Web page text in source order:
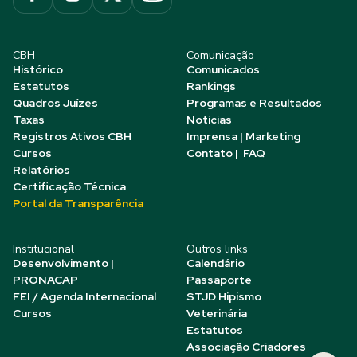
CBH
Histórico
Estatutos
Quadros Juízes
Taxas
Registros Ativos CBH
Cursos
Relatórios
Certificação Técnica
Portal da Transparência
Comunicação
Comunicados
Rankings
Programas e Resultados
Notícias
Imprensa | Marketing
Contato | FAQ
Institucional
Desenvolvimento |
PRONACAP
FEI / Agenda Internacional
Cursos
Outros links
Calendário
Passaporte
STJD Hipismo
Veterinária
Estatutos
Associação Criadores